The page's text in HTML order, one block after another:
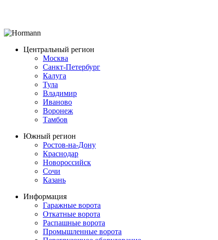
Центральный регион
Москва
Санкт-Петербург
Калуга
Тула
Владимир
Иваново
Воронеж
Тамбов
Южный регион
Ростов-на-Дону
Краснодар
Новороссийск
Сочи
Казань
Информация
Гаражные ворота
Откатные ворота
Распашные ворота
Промышленные ворота